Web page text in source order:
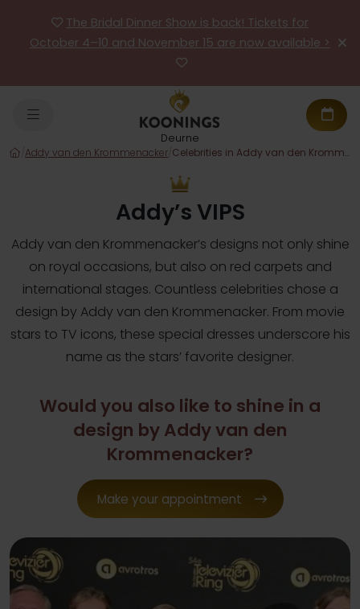
The Bridal Dinner Show is back! Tickets for
October 4–10 and November 15 are now available >
Deurne
Addy van den Krommenacker Celebrities in Addy van den Krommenacker’s designs
Addy’s VIPS
Addy van den Krommenacker’s designs not only shine
on royal occasions, but also on red carpets and
international stages. Countless celebrities chose a
design by Addy van den Krommenacker. From movie
stars to TV icons, these special dresses underscore his
name as the stars’ favorite designer.
Would you also like to shine in a
design by Addy van den
Krommenacker?
Make your appointment